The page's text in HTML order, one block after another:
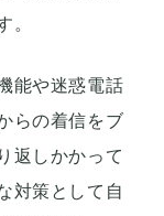
。
能や迷惑電話
らの着信をブ
返しかかって
対策として自